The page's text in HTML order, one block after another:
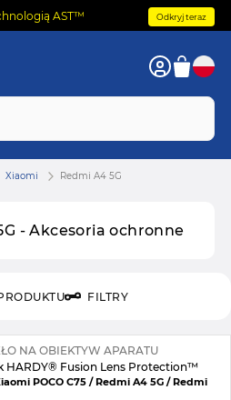
AST™ Odkryj teraz
- Akcesoria ochronne
Xiaomi Redmi A4 5G
FILTRY
NA OBIEKTYW APARATU
HARDY® Fusion Lens Protection™
POCO C75 / Redmi A4 5G / Redmi